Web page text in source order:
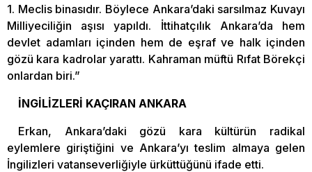
1. Meclis binasıdır. Böylece Ankara’daki sarsılmaz Kuvayı
Milliyeciliğin aşısı yapıldı. İttihatçılık Ankara’da hem
devlet adamları içinden hem de eşraf ve halk içinden
gözü kara kadrolar yarattı. Kahraman müftü Rıfat Börekçi
onlardan biri.”
İNGİLİZLERİ KAÇIRAN ANKARA
Erkan, Ankara’daki gözü kara kültürün radikal
eylemlere giriştiğini ve Ankara’yı teslim almaya gelen
İngilizleri vatanseverliğiyle ürküttüğünü ifade etti.